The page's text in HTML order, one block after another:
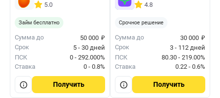
5.0
Займ бесплатно
Сумма до 50 000 ₽
Срок
5 - 30 дней
ПСК
0 - 292.000%
Ставка
0 - 0.8%
Получить
4.8
Срочное решение
Сумма до 30 000 ₽
Срок
3 - 112 дней
ПСК
80.30 - 219.00%
Ставка
0.22 - 0.6%
Получить